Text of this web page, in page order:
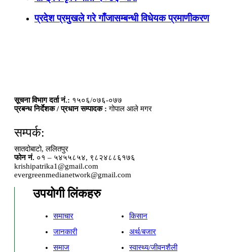
प्रदेश प्रमुखले गरे गाँजासम्बन्धी विधेयक प्रमाणीकरण
सूचना विभाग दर्ता नं.: १५०६/०७६-०७७
प्रबन्ध निर्देशक / प्रधान सम्पादक : गोपाल आले मगर
सम्पर्क:
सातदोबाटो, ललितपुर
फोन नं. ०१ – ५४५५८५४, ९८२४८८६१७६
krishipatrika1@gmail.com
evergreenmedianetwork@gmail.com
उपयोगी लिंकहरु
समाचार
किसान
जानकारी
अर्थ/बजार
समाज
स्वास्थ्य/जीवनशैली